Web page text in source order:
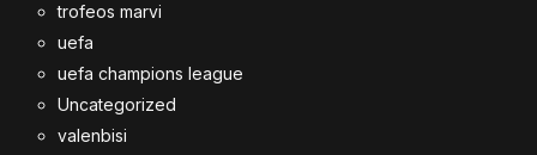
trofeos marvi
uefa
uefa champions league
Uncategorized
valenbisi